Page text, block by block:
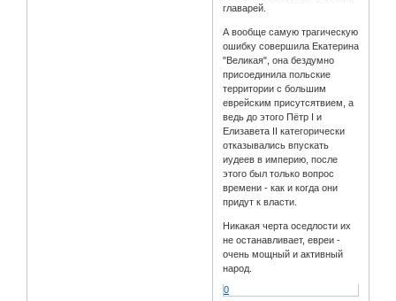
главарей.
А вообще самую трагическую
ошибку совершила Екатерина
"Великая", она бездумно
присоединила польские
территории с большим
еврейским присутсятвием, а
ведь до этого Пётр I и
Елизавета II категорически
отказывались впускать
иудеев в империю, после
этого был только вопрос
времени - как и когда они
придут к власти.
Никакая черта оседлости их
не останавливает, евреи -
очень мощный и активный
народ.
0